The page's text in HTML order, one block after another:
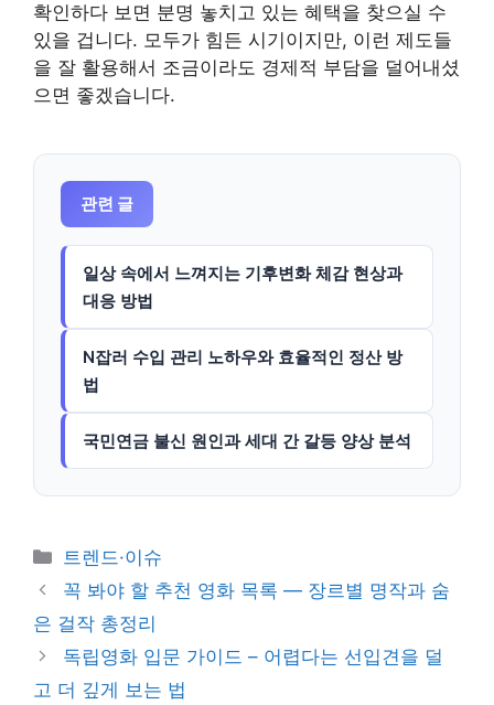
확인하다 보면 분명 놓치고 있는 혜택을 찾으실 수
있을 겁니다. 모두가 힘든 시기이지만, 이런 제도들
을 잘 활용해서 조금이라도 경제적 부담을 덜어내셨
으면 좋겠습니다.
관련 글
일상 속에서 느껴지는 기후변화 체감 현상과
대응 방법
N잡러 수입 관리 노하우와 효율적인 정산 방
법
국민연금 불신 원인과 세대 간 갈등 양상 분석
카
테
리
트렌드·이슈
꼭 봐야 할 추천 영화 목록 — 장르별 명작과 숨
은 걸작 총정리
독립영화 입문 가이드 – 어렵다는 선입견을 덜
고 더 깊게 보는 법